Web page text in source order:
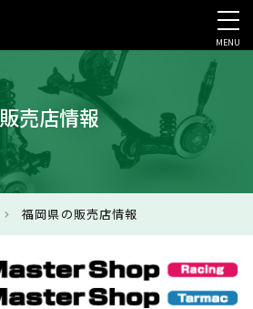
会社案内・採用・IR
MENU
販売店情報
福岡県の販売店情報